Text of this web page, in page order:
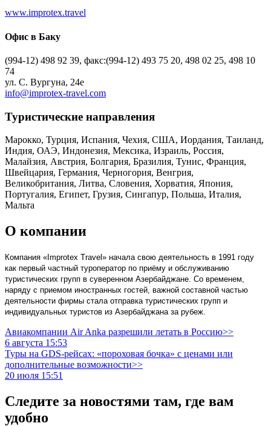
www.improtex.travel
Офис в Баку
(994-12) 498 92 39, факс:(994-12) 493 75 20, 498 02 25, 498 10
74
ул. С. Вургуна, 24e
info@improtex-travel.com
Туристическиe направления
Марокко, Турция, Испания, Чехия, США, Иордания, Таиланд,
Индия, ОАЭ, Индонезия, Мексика, Израиль, Россия,
Малайзия, Австрия, Болгария, Бразилия, Тунис, Франция,
Швейцария, Германия, Черногория, Венгрия,
Великобритания, Литва, Словения, Хорватия, Япония,
Португалия, Египет, Грузия, Сингапур, Польша, Италия,
Мальта
О компании
Компания «Improtex Travel» начала свою деятельность в 1991 году
как первый частный туроператор по приёму и обслуживанию
туристических групп в суверенном Азербайджане. Со временем,
наряду с приемом иностранных гостей, важной составной частью
деятельности фирмы стала отправка туристических групп и
индивидуальных туристов из Азербайджана за рубеж.
Авиакомпании Air Anka разрешили летать в Россию>>
6 августа 15:53
Туры на GDS-рейсах: «пороховая бочка» с ценами или
дополнительные возможности>>
20 июля 15:51
Следите за новостями там, где вам
удобно